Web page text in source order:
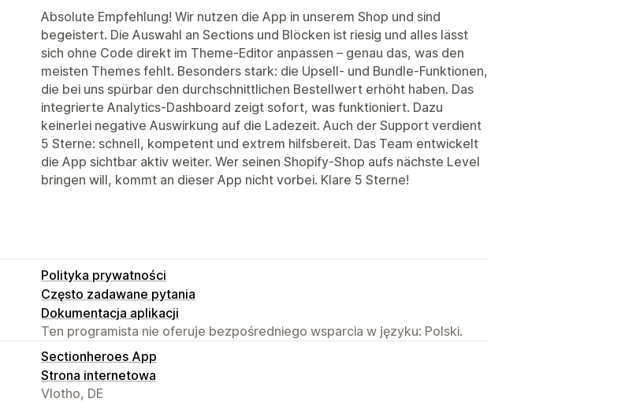
Absolute Empfehlung! Wir nutzen die App in unserem Shop und sind
begeistert. Die Auswahl an Sections und Blöcken ist riesig und alles lässt
sich ohne Code direkt im Theme-Editor anpassen – genau das, was den
meisten Themes fehlt. Besonders stark: die Upsell- und Bundle-Funktionen,
die bei uns spürbar den durchschnittlichen Bestellwert erhöht haben. Das
integrierte Analytics-Dashboard zeigt sofort, was funktioniert. Dazu
keinerlei negative Auswirkung auf die Ladezeit. Auch der Support verdient
5 Sterne: schnell, kompetent und extrem hilfsbereit. Das Team entwickelt
die App sichtbar aktiv weiter. Wer seinen Shopify-Shop aufs nächste Level
bringen will, kommt an dieser App nicht vorbei. Klare 5 Sterne!
Polityka prywatności
Często zadawane pytania
Dokumentacja aplikacji
Ten programista nie oferuje bezpośredniego wsparcia w języku: Polski.
Sectionheroes App
Strona internetowa
Vlotho, DE